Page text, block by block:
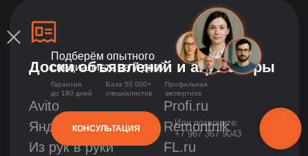
КОНСУЛЬТАЦИЯ
Или позвоните:
+7 967 367 9043
Профильная
экспертиза
База 50 000+
специалистов
Гарантия
до 180 дней
Подберём опытного
специалиста за 7 дней